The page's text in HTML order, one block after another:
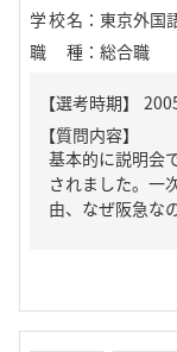
学校名 ： 東京外国
職種 ： 総合職
【質問内容】
基本的に説明会
されました。一
由、なぜ阪急な